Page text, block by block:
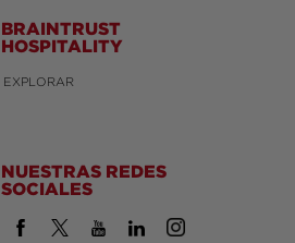
BRAINTRUST
HOSPITALITY
EXPLORAR
NUESTRAS REDES
SOCIALES